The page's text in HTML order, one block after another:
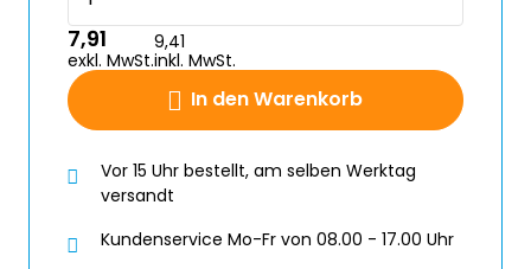
In den Warenkorb
7,91
exkl. MwSt.
9,41
inkl. MwSt.
Vor 15 Uhr bestellt, am selben Werktag
versandt
Kundenservice Mo-Fr von 08.00 - 17.00 Uhr